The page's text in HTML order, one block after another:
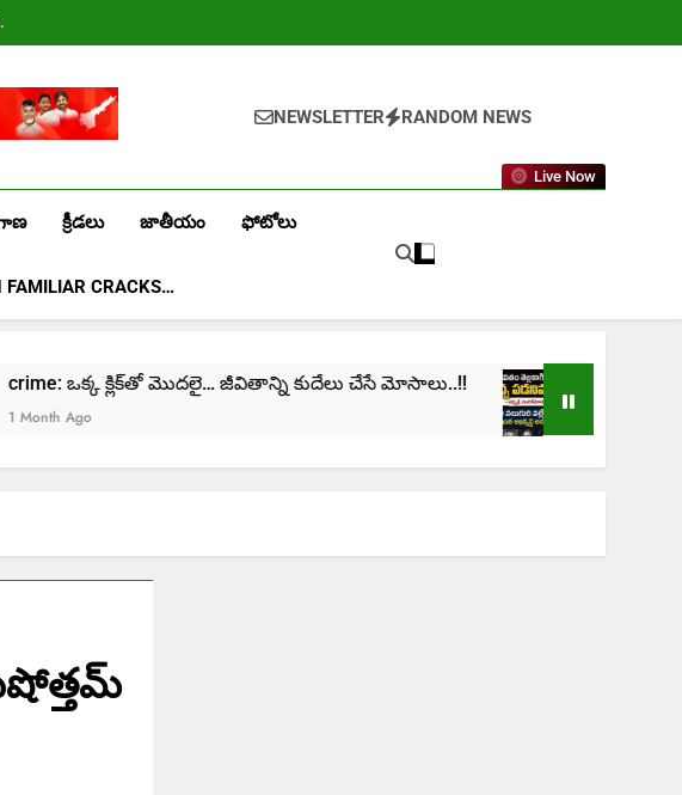
NEWSLETTER RANDOM NEWS
Live Now
క్రీడలు జాతీయం ఫోటోలు
FAMILIAR CRACKS…
మొదలై… జీవితాన్ని కుదేలు చేసే మోసాలు..!! cinima: “నా జీవితం
1 Month Ago